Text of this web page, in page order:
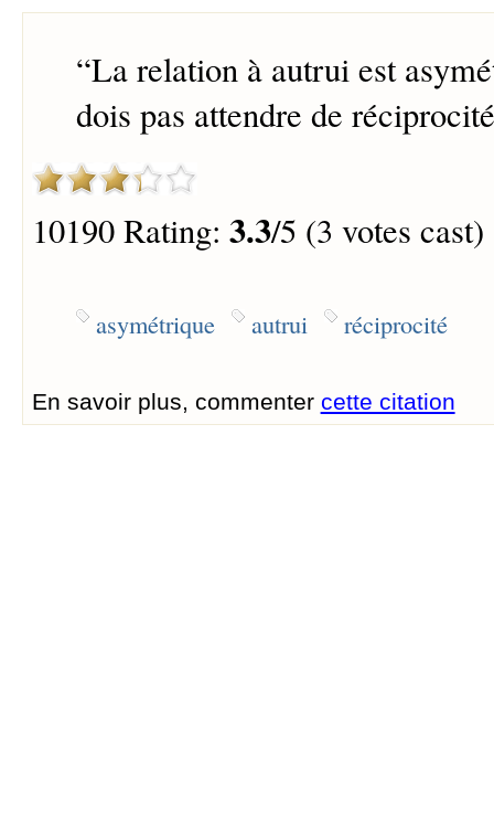
“La relation à autrui est
dois pas attendre de
10190 Rating: 3.3/5 (3 votes cast)
asymétrique autrui réciprocité
En savoir plus, commenter cette citation